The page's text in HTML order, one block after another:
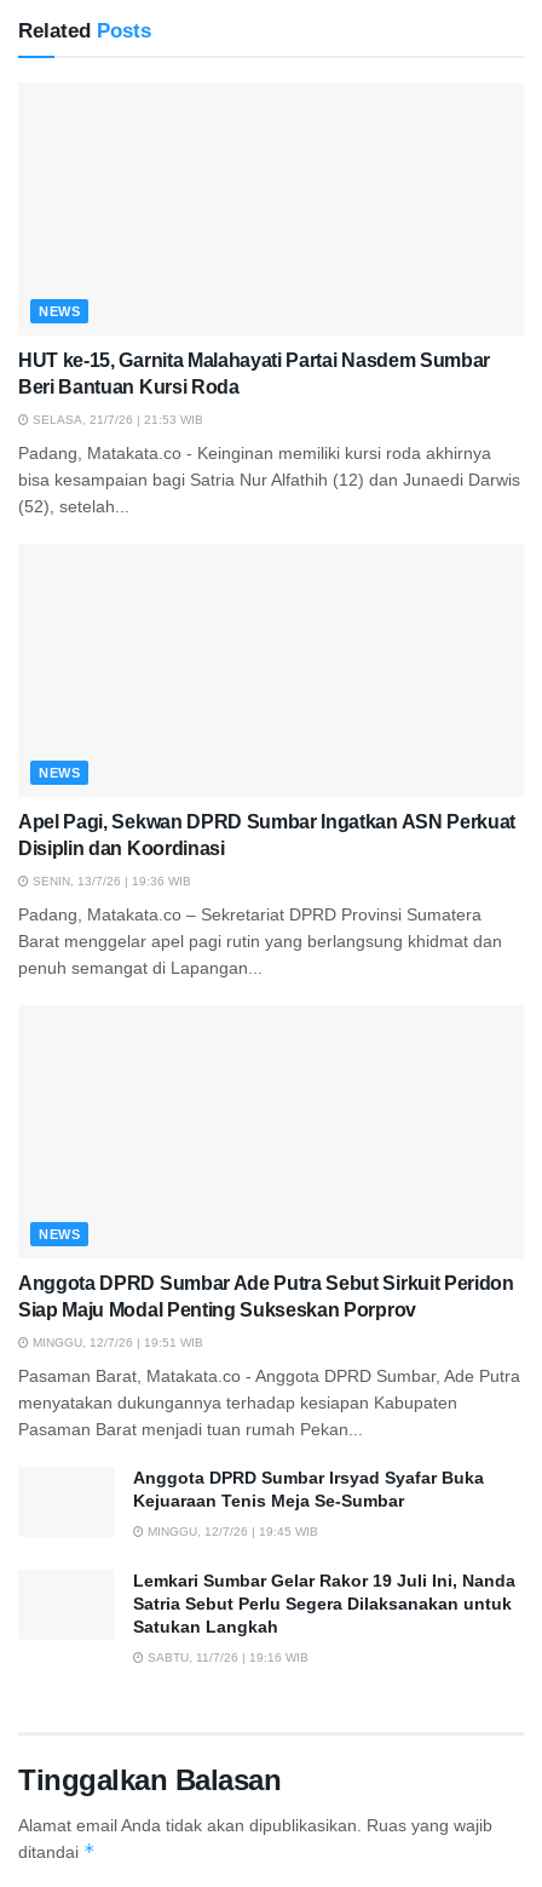
Related Posts
NEWS
HUT ke-15, Garnita Malahayati Partai Nasdem Sumbar
Beri Bantuan Kursi Roda
SELASA, 21/7/26 | 21:53 WIB
Padang, Matakata.co - Keinginan memiliki kursi roda akhirnya
bisa kesampaian bagi Satria Nur Alfathih (12) dan Junaedi Darwis
(52), setelah...
NEWS
Apel Pagi, Sekwan DPRD Sumbar Ingatkan ASN Perkuat
Disiplin dan Koordinasi
SENIN, 13/7/26 | 19:36 WIB
Padang, Matakata.co – Sekretariat DPRD Provinsi Sumatera
Barat menggelar apel pagi rutin yang berlangsung khidmat dan
penuh semangat di Lapangan...
NEWS
Anggota DPRD Sumbar Ade Putra Sebut Sirkuit Peridon
Siap Maju Modal Penting Sukseskan Porprov
MINGGU, 12/7/26 | 19:51 WIB
Pasaman Barat, Matakata.co - Anggota DPRD Sumbar, Ade Putra
menyatakan dukungannya terhadap kesiapan Kabupaten
Pasaman Barat menjadi tuan rumah Pekan...
Anggota DPRD Sumbar Irsyad Syafar Buka
Kejuaraan Tenis Meja Se-Sumbar
MINGGU, 12/7/26 | 19:45 WIB
Lemkari Sumbar Gelar Rakor 19 Juli Ini, Nanda
Satria Sebut Perlu Segera Dilaksanakan untuk
Satukan Langkah
SABTU, 11/7/26 | 19:16 WIB
Tinggalkan Balasan
Alamat email Anda tidak akan dipublikasikan. Ruas yang wajib
ditandai *